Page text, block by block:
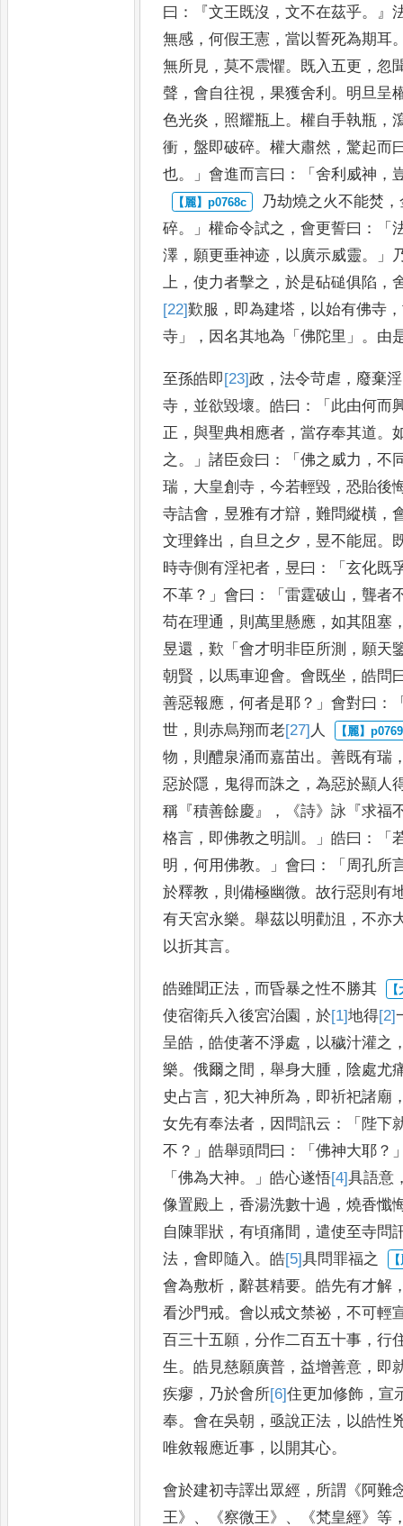
曰 ：『文王既沒 ，文不在茲乎。』
無感 ，何假王憲 ，當以誓死為期耳
無所見 ，莫不震懼。 既入五更 ， 忽
聲 ，會自往視 ，果獲舍利 。 明旦呈
色光炎 ， 照耀瓶上 。權自手執瓶 ，
衝 ，盤即破碎。權大肅然 ，驚起而
也。」會進而言曰 ：「舍利威神 ，
乃劫燒之火不能焚 ，
碎。」權命令試之 ，會更誓曰 ：「
澤 ， 願更垂神迹 ， 以廣示威靈。」
上 ，使力者擊之 ，於是砧磓俱陷 ，
[22]歎服 ， 即為建塔 ， 以始有佛寺 ，
寺 」， 因名其地為 「佛陀里 」。 由
至孫皓即[23]政 ，法令苛虐 ， 廢棄淫
寺 ， 並欲毀壞。皓曰 ：「 此由何而
正 ，與聖典相應者 ，當存奉其道。
之 。」諸臣僉曰 ：「佛之威力 ，不
瑞 ， 大皇創寺 ，今若輕毀 ，恐貽後
寺詰會 ， 昱雅有才辯 ，難問縱橫 ，
文理鋒出 ， 自旦之夕 ， 昱不能屈。
時寺側有淫祀者 ， 昱曰 ：「玄化既
不革 ？」會曰 ：「雷霆破山 ，聾者
苟在理通 ， 則萬里懸應 ，如其阻塞
昱還 ，歎 「會才明非臣所測 ， 願天
朝賢 ， 以馬車迎會。會既坐 ，皓問
善惡報應 ，何者是耶 ？」會對曰 ：
世 ， 則赤烏翔而老[27] 人
物 ， 則醴泉涌而嘉苗出 。善既有瑞
惡於隱 ， 鬼得而誅之 ，為惡於顯人
稱 『積善餘慶 』，《詩》詠 『求福
格言 ， 即佛教之明訓 。」皓曰 ：「
明 ，何用佛教。」會曰 ：「 周孔所
於釋教 ， 則備極幽微。故行惡則有
有天宮永樂。舉茲以明勸沮 ，不亦
以折其言。
皓雖聞正法 ，而昏暴之性不勝其
使宿衛兵入後宮治園 ，於[1]地得[2]
呈皓 ，皓使著不淨處 ， 以穢汁灌之
樂。俄爾之間 ，舉身大腫 ， 陰處尤
史占言 ，犯大神所為 ， 即祈祀諸廟
女先有奉法者 ， 因問訊云 ：「 陛下
不 ？」皓舉頭問曰 ：「佛神大耶 ？
「佛為大神。」皓心遂悟[4]具語意
像置殿上 ，香湯洗數十過 ，燒香懺
自陳罪狀 ，有頃痛間 ，遣使至寺問
法 ，會即隨入 。皓[5]具問罪福之
會為敷析 ，辭甚精要。皓先有才解
看沙門戒。會以戒文禁祕 ，不可輕
百三十五願 ，分作二百五十事 ，行
生 。皓見慈願廣普 ，益增善意 ， 即
疾瘳 ， 乃於會所[6]住更加修飾 ，宣
奉。會在吳朝 ， 亟說正法 ， 以皓性
唯敘報應近事 ， 以開其心。
會於建初寺譯出眾經 ， 所謂 《阿難
王》、《察微王》、《梵皇經》等